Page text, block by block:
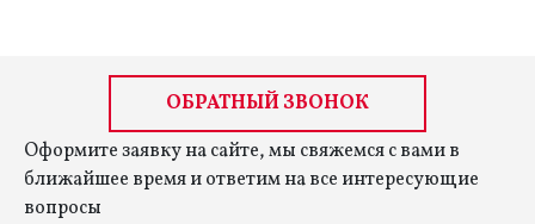
ОБРАТНЫЙ ЗВОНОК
Оформите заявку на сайте, мы свяжемся с вами в
ближайшее время и ответим на все интересующие
вопросы